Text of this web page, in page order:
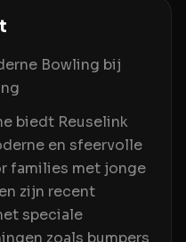
Bowling bij
biedt Reuselink
en sfeervolle
families met jonge
zijn recent
speciale
zoals bumpers